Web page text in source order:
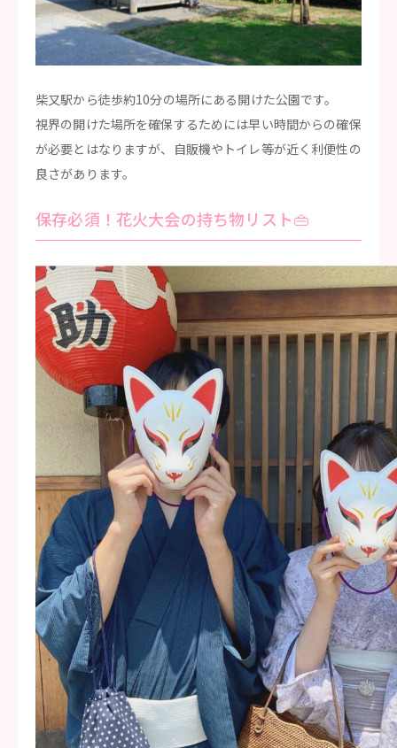
柴又駅から徒歩約10分の場所にある開けた公園です。
視界の開けた場所を確保するためには早い時間からの確保
が必要とはなりますが、自販機やトイレ等が近く利便性の
良さがあります。
保存必須！花火大会の持ち物リスト👜